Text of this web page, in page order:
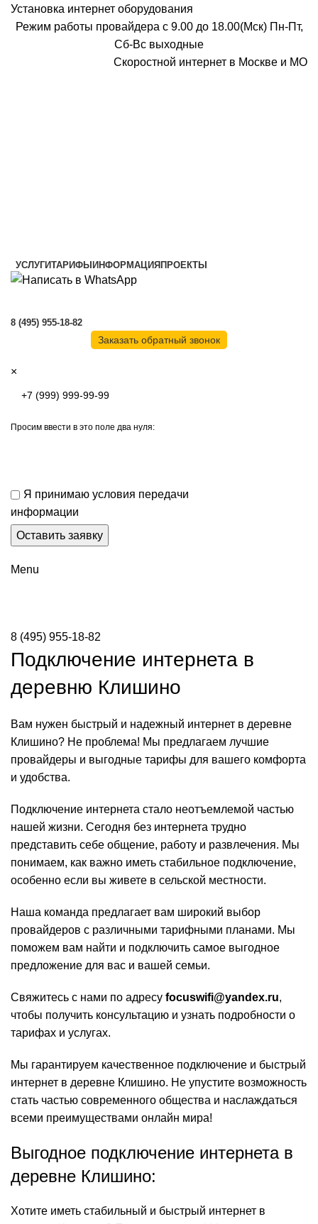
Установка интернет оборудования
Режим работы провайдера с 9.00 до 18.00(Мск) Пн-Пт,
Сб-Вс выходные
Скоростной интернет в Москве и МО
УСЛУГИТАРИФЫИНФОРМАЦИЯПРОЕКТЫ
8 (495) 955-18-82
Заказать обратный звонок
×
Просим ввести в это поле два нуля:
Я принимаю условия передачи
информации
Menu
8 (495) 955-18-82
Подключение интернета в
деревню Клишино
Вам нужен быстрый и надежный интернет в деревне
Клишино? Не проблема! Мы предлагаем лучшие
провайдеры и выгодные тарифы для вашего комфорта
и удобства.
Подключение интернета стало неотъемлемой частью
нашей жизни. Сегодня без интернета трудно
представить себе общение, работу и развлечения. Мы
понимаем, как важно иметь стабильное подключение,
особенно если вы живете в сельской местности.
Наша команда предлагает вам широкий выбор
провайдеров с различными тарифными планами. Мы
поможем вам найти и подключить самое выгодное
предложение для вас и вашей семьи.
Свяжитесь с нами по адресу focuswifi@yandex.ru,
чтобы получить консультацию и узнать подробности о
тарифах и услугах.
Мы гарантируем качественное подключение и быстрый
интернет в деревне Клишино. Не упустите возможность
стать частью современного общества и наслаждаться
всеми преимуществами онлайн мира!
Выгодное подключение интернета в
деревне Клишино:
Хотите иметь стабильный и быстрый интернет в